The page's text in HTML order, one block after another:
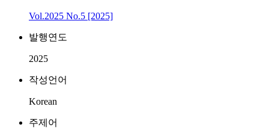
Vol.2025 No.5 [2025]
발행연도
2025
작성언어
Korean
주제어